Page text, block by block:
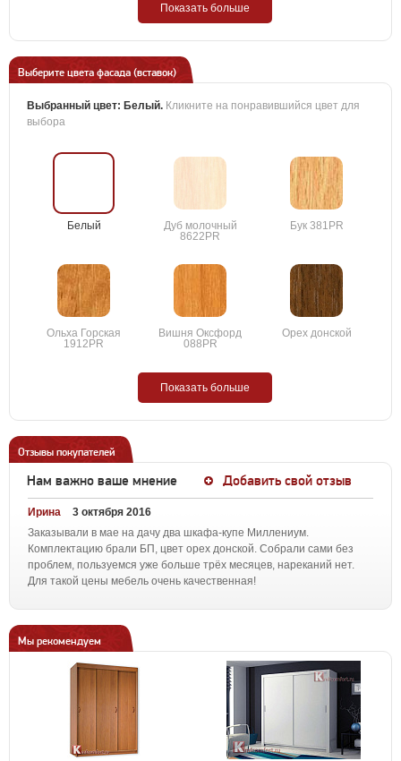
Показать больше
Выберите цвета фасада (вставок)
Выбранный цвет: Белый. Кликните на понравившийся цвет для
выбора
Белый
Дуб молочный
8622PR
Бук 381PR
Ольха Горская
1912PR
Вишня Оксфорд
088PR
Орех донской
Показать больше
Отзывы покупателей
Нам важно ваше мнение Добавить свой отзыв
Ирина
3 октября 2016
Заказывали в мае на дачу два шкафа-купе Миллениум.
Комплектацию брали БП, цвет орех донской. Собрали сами без
проблем, пользуемся уже больше трёх месяцев, нареканий нет.
Для такой цены мебель очень качественная!
Мы рекомендуем